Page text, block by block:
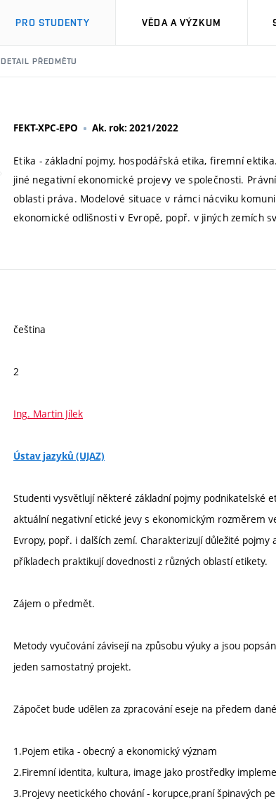
PRO STUDENTY VĚDA A VÝZKUM
DETAIL PŘEDMĚTU
FEKT-XPC-EPO Ak. rok: 2021/2022
Etika - základní pojmy, hospodářská etika, firemní
jiné negativní ekonomické projevy ve společnosti.
oblasti práva. Modelové situace v rámci nácviku
ekonomické odlišnosti v Evropě, popř. v jiných zemích
čeština
2
Ing. Martin Jílek
Ústav jazyků (UJAZ)
Studenti vysvětlují některé základní pojmy podnikatelské
aktuální negativní etické jevy s ekonomickým rozměrem
Evropy, popř. i dalších zemí. Charakterizují důležité
příkladech praktikují dovednosti z různých oblastí etikety.
Zájem o předmět.
Metody vyučování závisejí na způsobu výuky a jsou
jeden samostatný projekt.
Zápočet bude udělen za zpracování eseje na předem
1.Pojem etika - obecný a ekonomický význam
2.Firemní identita, kultura, image jako prostředky
3.Projevy neetického chování - korupce,praní špinavých